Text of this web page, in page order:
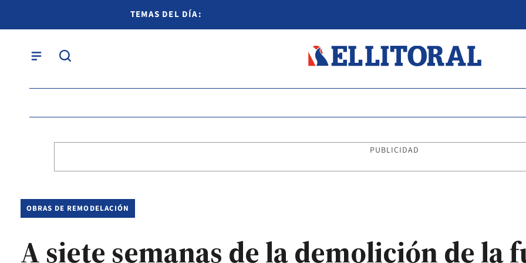
TEMAS DEL DÍA:
PUBLICIDAD
OBRAS DE REMODELACIÓN
A siete semanas de la demolición de la